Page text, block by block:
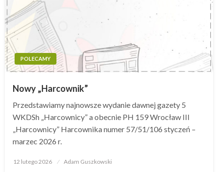
POLECAMY
Nowy „Harcownik”
Przedstawiamy najnowsze wydanie dawnej gazety 5
WKDSh „Harcownicy” a obecnie PH 159 Wrocław III
„Harcownicy” Harcownika numer 57/51/106 styczeń –
marzec 2026 r.
Opublikowane
12 lutego 2026 Adam Guszkowski